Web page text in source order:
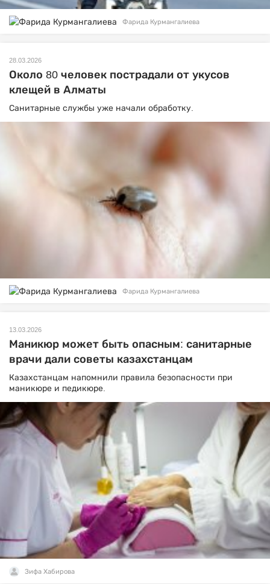
Фарида Курмангалиева
28.03.2026
Около 80 человек пострадали от укусов
клещей в Алматы
Санитарные службы уже начали обработку.
Фарида Курмангалиева
13.03.2026
Маникюр может быть опасным: санитарные
врачи дали советы казахстанцам
Казахстанцам напомнили правила безопасности при
маникюре и педикюре.
Зифа Хабирова